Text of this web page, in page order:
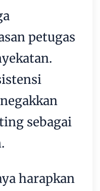
petugas
sebagai
harapkan